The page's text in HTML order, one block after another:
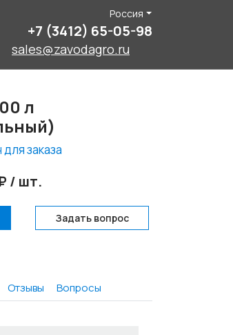
Россия
+7 (3412) 65-05-98
sales@zavodagro.ru
л
заказа
/ шт.
Задать вопрос
Отзывы Вопросы